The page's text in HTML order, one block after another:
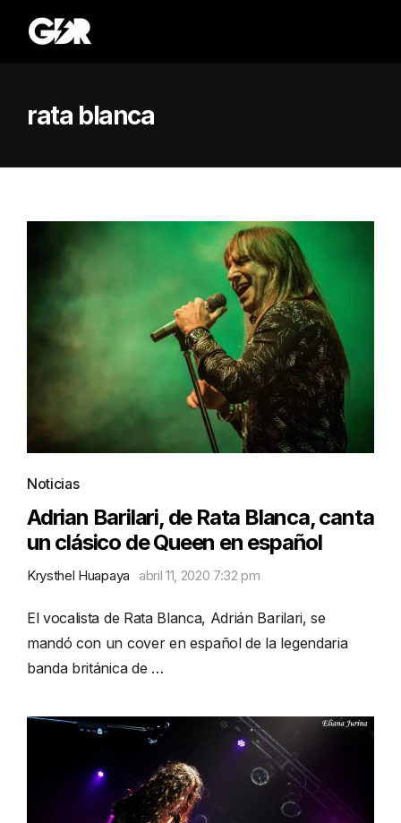
rata blanca
Noticias
Adrian Barilari, de Rata Blanca, canta
un clásico de Queen en español
Krysthel Huapaya abril 11, 2020 7:32 pm
El vocalista de Rata Blanca, Adrián Barilari, se
mandó con un cover en español de la legendaria
banda británica de …